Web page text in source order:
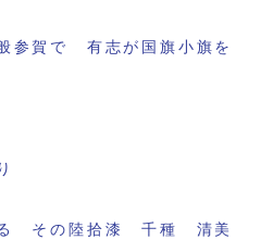
参賀で 有志が国旗小旗を
る その陸拾漆 千種 清美